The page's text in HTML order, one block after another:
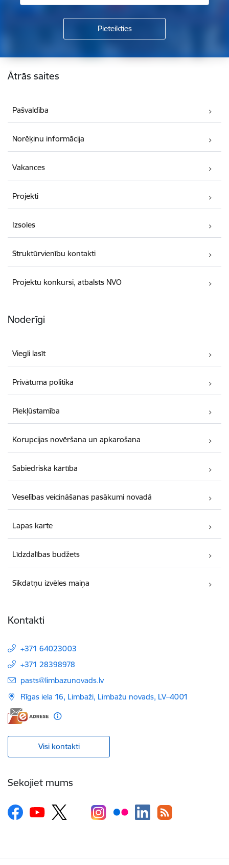
Kājene
Ātrās saites
Pašvaldība
Norēķinu informācija
Vakances
Projekti
Izsoles
Struktūrvienību kontakti
Projektu konkursi, atbalsts NVO
Noderīgi
Viegli lasīt
Privātuma politika
Piekļūstamība
Korupcijas novēršana un apkarošana
Sabiedriskā kārtība
Veselības veicināšanas pasākumi novadā
Lapas karte
Līdzdalības budžets
Sīkdatņu izvēles maiņa
Kontakti
+371 64023003
+371 28398978
E-pasts:
pasts@limbazunovads.lv
Rīgas iela 16, Limbaži, Limbažu novads, LV–4001
Visi kontakti
Sekojiet mums